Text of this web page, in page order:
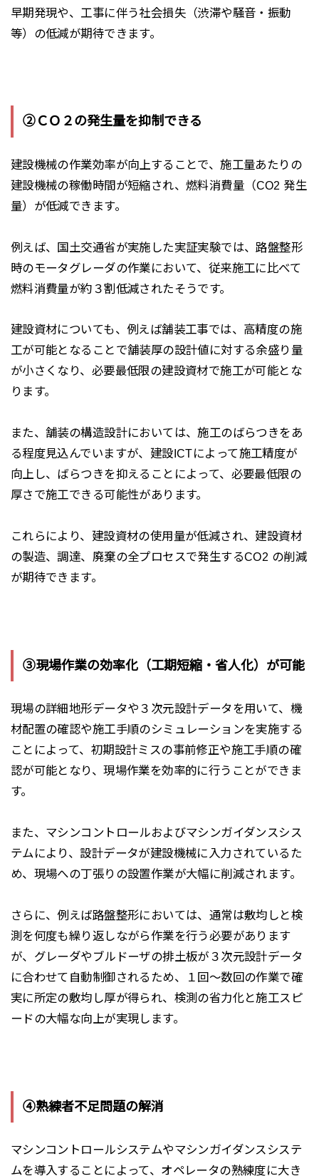
早期発現や、工事に伴う社会損失（渋滞や騒音・振動
等）の低減が期待できます。
②ＣＯ２の発生量を抑制できる
建設機械の作業効率が向上することで、施工量あたりの
建設機械の稼働時間が短縮され、燃料消費量（CO2 発生
量）が低減できます。
例えば、国土交通省が実施した実証実験では、路盤整形
時のモータグレーダの作業において、従来施工に比べて
燃料消費量が約３割低減されたそうです。
建設資材についても、例えば舗装工事では、高精度の施
工が可能となることで舗装厚の設計値に対する余盛り量
が小さくなり、 必要最低限の建設資材で施工が可能とな
ります。
また、舗装の構造設計においては、施工のばらつきをあ
る程度見込んでいますが、建設ICTによって施工精度が
向上し、ばらつきを抑えることによって、必要最低限の
厚さで施工できる可能性があります。
これらにより、建設資材の使用量が低減され、建設資材
の製造、調達、廃棄の全プロセスで発生するCO2 の削減
が期待できます。
③現場作業の効率化（工期短縮・省人化）が可能
現場の詳細地形データや３次元設計データを用いて、機
材配置の確認や施工手順のシミュレーションを実施する
ことによって、初期設計ミスの事前修正や施工手順の確
認が可能となり、現場作業を効率的に行うことができま
す。
また、マシンコントロールおよびマシンガイダンスシス
テムにより、設計データが建設機械に入力されているた
め、 現場への丁張りの設置作業が大幅に削減されます。
さらに、例えば路盤整形においては、通常は敷均しと検
測を何度も繰り返しながら作業を行う必要があります
が、グレーダやブルドーザの排土板が３次元設計データ
に合わせて自動制御されるため、１回～数回の作業で確
実に所定の敷均し厚が得られ、検測の省力化と施工スピ
ードの大幅な向上が実現します。
④熟練者不足問題の解消
マシンコントロールシステムやマシンガイダンスシステ
ムを導入することによって、 オペレータの熟練度に大き